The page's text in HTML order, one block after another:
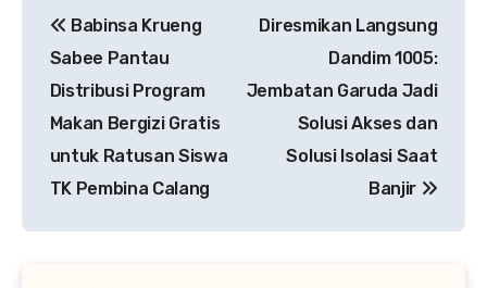
pos
Babinsa Krueng
Sabee Pantau
Distribusi Program
Makan Bergizi Gratis
untuk Ratusan Siswa
TK Pembina Calang
‎Diresmikan Langsung
Dandim 1005:
Jembatan Garuda Jadi
Solusi Akses dan
Solusi Isolasi Saat
Banjir